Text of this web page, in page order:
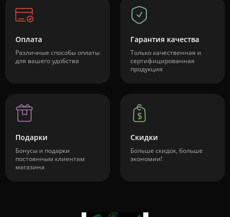
Оплата
Различные способы оплаты
для вашего удобства
Гарантия качества
Только качественная и
сертифицированная
продукция
Подарки
Бонусы и подарки
постоянным клиентам
магазина
Скидки
Больше скидок, больше
экономии!